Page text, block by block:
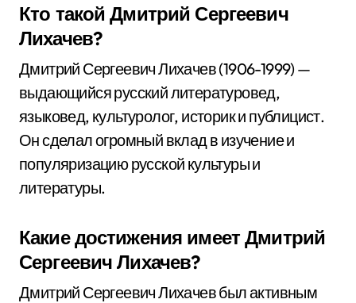
Кто такой Дмитрий Сергеевич
Лихачев?
Дмитрий Сергеевич Лихачев (1906-1999) —
выдающийся русский литературовед,
языковед, культуролог, историк и публицист.
Он сделал огромный вклад в изучение и
популяризацию русской культуры и
литературы.
Какие достижения имеет Дмитрий
Сергеевич Лихачев?
Дмитрий Сергеевич Лихачев был активным